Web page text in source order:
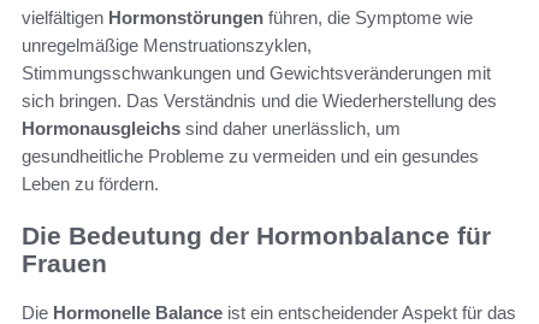
vielfältigen Hormonstörungen führen, die Symptome wie
unregelmäßige Menstruationszyklen,
Stimmungsschwankungen und Gewichtsveränderungen mit
sich bringen. Das Verständnis und die Wiederherstellung des
Hormonausgleichs sind daher unerlässlich, um
gesundheitliche Probleme zu vermeiden und ein gesundes
Leben zu fördern.
Die Bedeutung der Hormonbalance für
Frauen
Die Hormonelle Balance ist ein entscheidender Aspekt für das